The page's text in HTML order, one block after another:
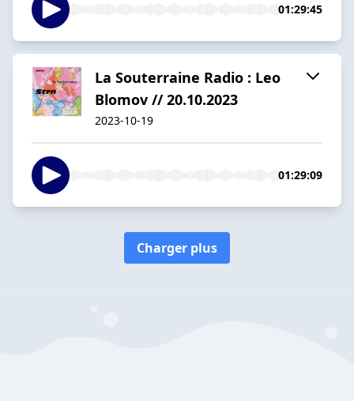
01:29:45
La Souterraine Radio : Leo
Blomov // 20.10.2023
2023-10-19
01:29:09
Charger plus